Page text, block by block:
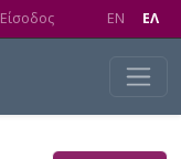
Είσοδος EN EΛ